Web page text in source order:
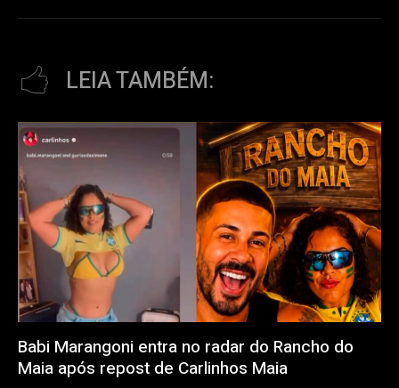
LEIA TAMBÉM:
Babi Marangoni entra no radar do Rancho do
Maia após repost de Carlinhos Maia